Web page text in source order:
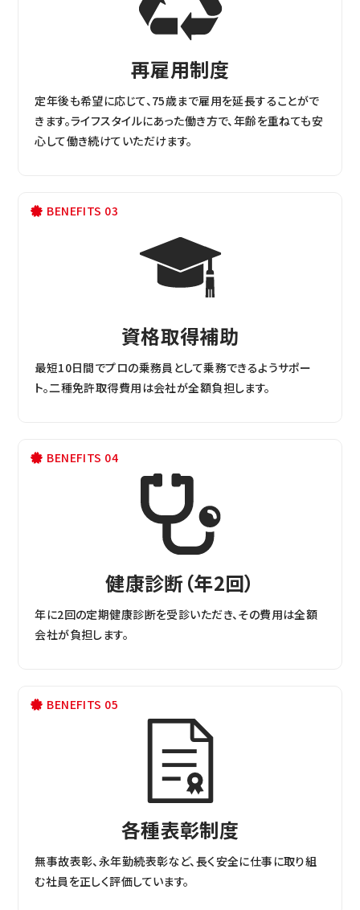
再雇用制度
定年後も希望に応じて、75歳まで雇用を延長することがで
きます。ライフスタイルにあった働き方で、年齢を重ねても安
心して働き続けていただけます。
BENEFITS 03
資格取得補助
最短10日間でプロの乗務員として乗務できるようサポー
ト。二種免許取得費用は会社が全額負担します。
BENEFITS 04
健康診断（年2回）
年に2回の定期健康診断を受診いただき、その費用は全額
会社が負担します。
BENEFITS 05
各種表彰制度
無事故表彰、永年勤続表彰など、長く安全に仕事に取り組
む社員を正しく評価しています。